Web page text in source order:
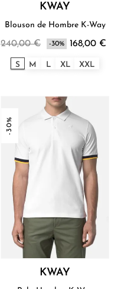
KWAY
Blouson de Hombre K-Way
240,00 € -30% 168,00 €
S M L XL XXL
-30%
KWAY